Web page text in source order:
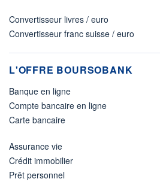
Convertisseur livres / euro
Convertisseur franc suisse / euro
L'OFFRE BOURSOBANK
Banque en ligne
Compte bancaire en ligne
Carte bancaire
Assurance vie
Crédit immobilier
Prêt personnel